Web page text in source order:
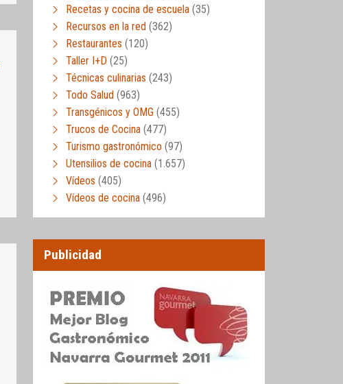
Recetas y cocina de escuela (35)
Recursos en la red (362)
Restaurantes (120)
Taller I+D (25)
Técnicas culinarias (243)
Todo Salud (963)
Transgénicos y OMG (455)
Trucos de Cocina (477)
Turismo gastronómico (97)
Utensilios de cocina (1.657)
Vídeos (405)
Vídeos de cocina (496)
Publicidad